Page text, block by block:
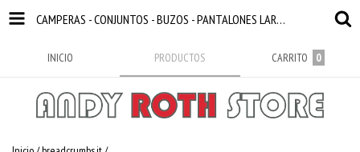
CAMPERAS - CONJUNTOS - BUZOS - PANTALONES LARGOS
INICIO PRODUCTOS CARRITO 0